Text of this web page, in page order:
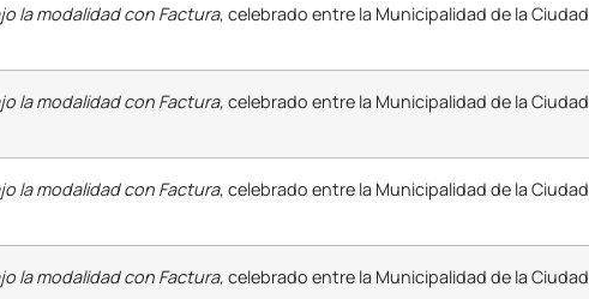
la modalidad con Factura, celebrado entre la Municipalidad de la Ciudad
la modalidad con Factura, celebrado entre la Municipalidad de la Ciudad
la modalidad con Factura, celebrado entre la Municipalidad de la Ciudad
la modalidad con Factura, celebrado entre la Municipalidad de la Ciudad